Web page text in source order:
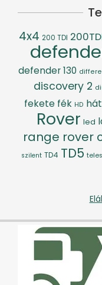
4x4 200 TDI
defender 130
discovery 2
fekete fék HD
Rover led
range rover
szilent TD4 TD5